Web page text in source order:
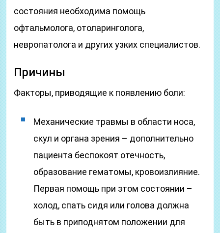
состояния необходима помощь
офтальмолога, отоларинголога,
невропатолога и других узких специалистов.
Причины
Факторы, приводящие к появлению боли:
Механические травмы в области носа,
скул и органа зрения – дополнительно
пациента беспокоят отечность,
образование гематомы, кровоизлияние.
Первая помощь при этом состоянии –
холод, спать сидя или голова должна
быть в приподнятом положении для